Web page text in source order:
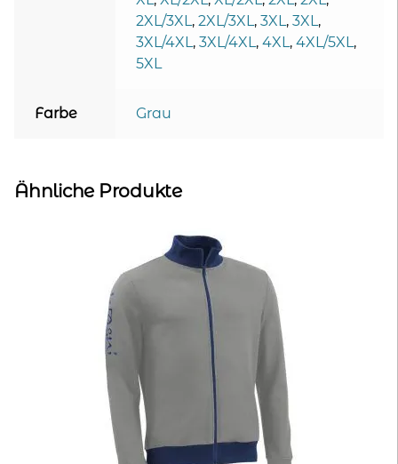
2XL/3XL, 2XL/3XL, 3XL, 3XL,
3XL/4XL, 3XL/4XL, 4XL, 4XL/5XL,
5XL
Farbe Grau
Ähnliche Produkte